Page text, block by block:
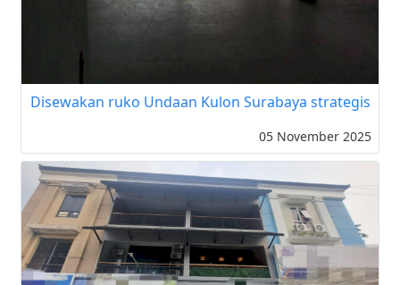
Disewakan ruko Undaan Kulon Surabaya strategis
05 November 2025